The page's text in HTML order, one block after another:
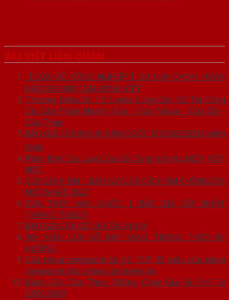
BÀI VIẾT LIÊN QUAN
【CỬA GỖ CÔNG NGHIỆP】SỰ LỰA CHỌN HOÀN
HẢO CHO MỌI GIA ĐÌNH VIỆT
Thương Hiệu Số 1 Chuyên Cung Cấp Và Thi Công
Các Sản Phẩm Ngành Cửa | Cửa Nhựa – Cửa Gỗ –
Cửa Thép
BÁO GIÁ CỬA NHỰA HÀN QUỐC [01/2022]☑️Đã kiểm
định
Phân Biệt Các Loại Cửa Gỗ Công Nghiệp MDF, HDF,
MFC
CỬA CÁCH ÂM | BÁO GIÁ CỬA CÁCH ÂM CHỐNG ỒN
MỚI NHẤT 2022
CỬA THÉP HÀN QUỐC | BÁO GIÁ CẬP NHẬT
THÁNG [7/2021]
BÁO GIÁ CỬA GỖ VÀ CỬA NHỰA
30+ MẪU CỬA GỖ ĐẸP SANG TRỌNG THEO XU
HƯỚNG
Cửa nhựa composite là gì?. TOP 30 mẫu cửa nhựa
composite cho phòng tắm hiện đại
Bảng Gía Cửa Thép Chống Cháy Gía Rẻ Chỉ Từ
2.000.000đ